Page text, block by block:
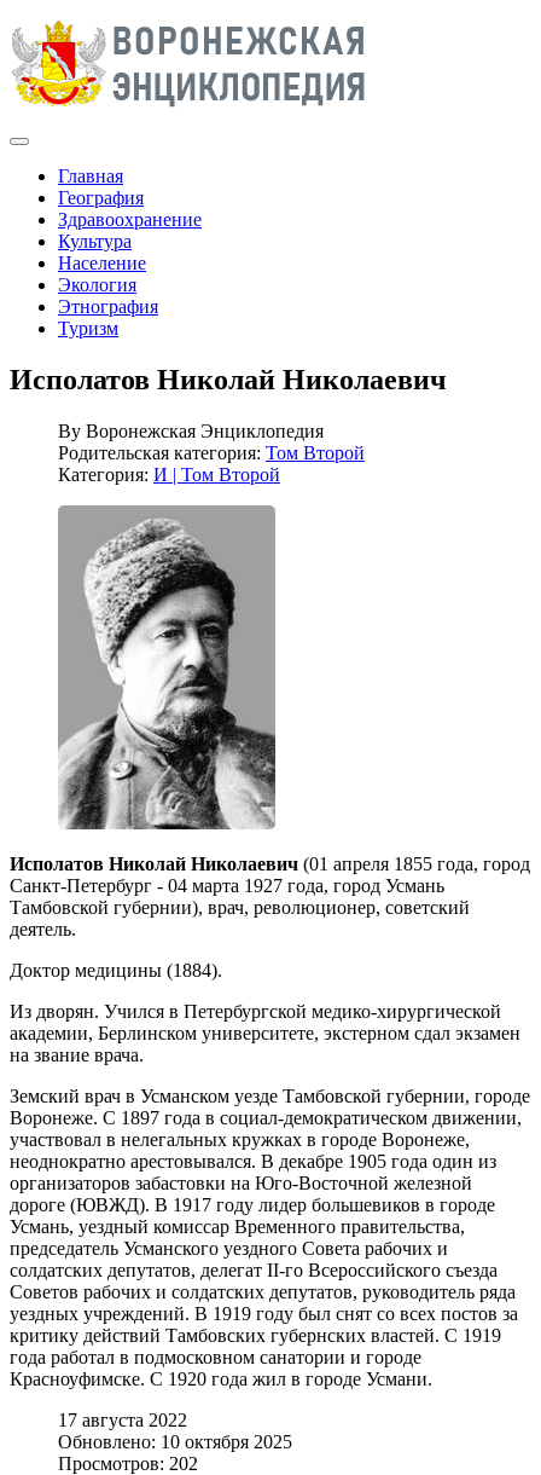
Главная
География
Здравоохранение
Культура
Население
Экология
Этнография
Туризм
Исполатов Николай Николаевич
By Воронежская Энциклопедия
Родительская категория: Том Второй
Категория: И | Том Второй
Исполатов Николай Николаевич (01 апреля 1855 года, город
Санкт-Петербург - 04 марта 1927 года, город Усмань
Тамбовской губернии), врач, революционер, советский
деятель.
Доктор медицины (1884).
Из дворян. Учился в Петербургской медико-хирургической
академии, Берлинском университете, экстерном сдал экзамен
на звание врача.
Земский врач в Усманском уезде Тамбовской губернии, городе
Воронеже. С 1897 года в социал-демократическом движении,
участвовал в нелегальных кружках в городе Воронеже,
неоднократно арестовывался. В декабре 1905 года один из
организаторов забастовки на Юго-Восточной железной
дороге (ЮВЖД). В 1917 году лидер большевиков в городе
Усмань, уездный комиссар Временного правительства,
председатель Усманского уездного Совета рабочих и
солдатских депутатов, делегат II-го Всероссийского съезда
Советов рабочих и солдатских депутатов, руководитель ряда
уездных учреждений. В 1919 году был снят со всех постов за
критику действий Тамбовских губернских властей. С 1919
года работал в подмосковном санатории и городе
Красноуфимске. С 1920 года жил в городе Усмани.
17 августа 2022
Обновлено: 10 октября 2025
Просмотров: 202